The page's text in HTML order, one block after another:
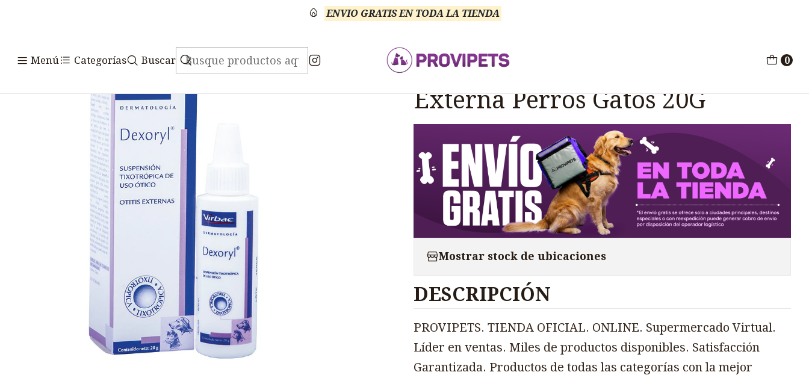
Menú Categorías Buscar 0
ENVIO GRATIS EN TODA LA TIENDA
Veterinario Antibiótico Dexoryl Tratamiento Otitis Externa Perros Gatos 20G
Dexoryl Tratamiento Otitis
Externa Perros Gatos 20G
Mostrar stock de ubicaciones
DESCRIPCIÓN
PROVIPETS. TIENDA OFICIAL. ONLINE. Supermercado Virtual.
Líder en ventas. Miles de productos disponibles. Satisfacción
Garantizada. Productos de todas las categorías con la mejor